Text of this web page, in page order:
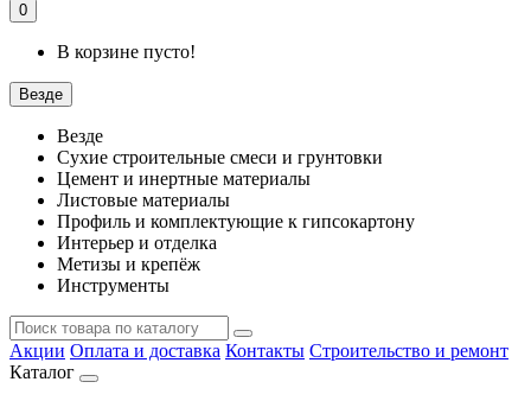
0
В корзине пусто!
Везде
Везде
Сухие строительные смеси и грунтовки
Цемент и инертные материалы
Листовые материалы
Профиль и комплектующие к гипсокартону
Интерьер и отделка
Метизы и крепёж
Инструменты
Акции Оплата и доставка Контакты Строительство и ремонт
Каталог